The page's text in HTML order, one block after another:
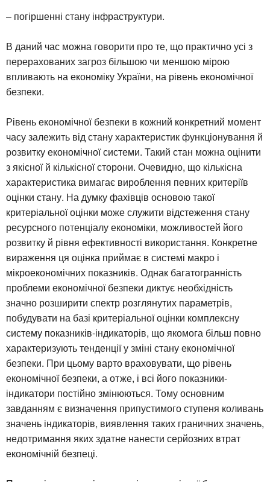
– погіршенні стану інфраструктури.
В даний час можна говорити про те, що практично усі з
перерахованих загроз більшою чи меншою мірою
впливають на економіку України, на рівень економічної
безпеки.
Рівень економічної безпеки в кожний конкретний момент
часу залежить від стану характеристик функціонування й
розвитку економічної системи. Такий стан можна оцінити
з якісної й кількісної сторони. Очевидно, що кількісна
характеристика вимагає вироблення певних критеріїв
оцінки стану. На думку фахівців основою такої
критеріальної оцінки може служити відстеження стану
ресурсного потенціалу економіки, можливостей його
розвитку й рівня ефективності використання. Конкретне
вираження ця оцінка приймає в системі макро і
мікроекономічних показників. Однак багатогранність
проблеми економічної безпеки диктує необхідність
значно розширити спектр розглянутих параметрів,
побудувати на базі критеріальної оцінки комплексну
систему показників-індикаторів, що якомога більш повно
характеризують тенденції у зміні стану економічної
безпеки. При цьому варто враховувати, що рівень
економічної безпеки, а отже, і всі його показники-
індикатори постійно змінюються. Тому основним
завданням є визначення припустимого ступеня коливань
значень індикаторів, виявлення таких граничних значень,
недотримання яких здатне нанести серйозних втрат
економічній безпеці.